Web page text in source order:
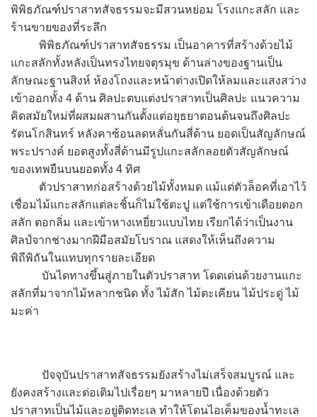
พิพิธภัณฑ์ปราสาทสัจธรรมจะมีสวนหย่อม โรงแกะสลัก และ
ร้านขายของที่ระลึก
พิพิธภัณฑ์ปราสาทสัจธรรม เป็นอาคารที่สร้างด้วยไม้
แกะสลักทั้งหลังเป็นทรงไทยจตุรมุข ด้านล่างของฐานเป็น
ลักษณะฐานสิงห์ ห้องโถงและหน้าต่างเปิดให้ลมและแสงสว่าง
เข้าออกทั้ง 4 ด้าน ศิลปะตบแต่งปราสาทเป็นศิลปะ แนวความ
คิดสมัยใหม่ที่ผสมผสานกันตั้งแต่อยุธยาตอนต้นจนถึงศิลปะ
รัตนโกสินทร์ หลังคาซ้อนลดหลั่นกันสี่ด้าน ยอดเป็นสัญลักษณ์
พระปรางค์ ยอดสูงทั้งสี่ด้านมีรูปแกะสลักลอยตัวสัญลักษณ์
ของเทพยืนบนยอดทั้ง 4 ทิศ
ตัวปราสาทก่อสร้างด้วยไม้ทั้งหมด แม้แต่ตัวล็อคที่เอาไว้
เชื่อมไม้แกะสลักแต่ละชิ้นก็ไม่ใช้ตะปู แต่ใช้การเข้าเดือยตอก
สลัก ตอกลิ่ม และเข้าหางเหยี่ยวแบบไทย เรียกได้ว่าเป็นงาน
ศิลป์จากช่างมากฝีมือสมัยโบราณ แสดงให้เห็นถึงความ
พิถีพิถันในแทบทุกรายละเอียด
บันไดทางขึ้นสู่ภายในตัวปราสาท โดดเด่นด้วยงานแกะ
สลักที่มาจากไม้หลากชนิด ทั้ง ไม้สัก ไม้ตะเคียน ไม้ประดู่ ไม้
มะค่า
ปัจจุบันปราสาทสัจธรรมยังสร้างไม่เสร็จสมบูรณ์ และ
ยังคงสร้างและต่อเติมไปเรื่อยๆ มาหลายปี เนื่องด้วยตัว
ปราสาทเป็นไม้และอยู่ติดทะเล ทำให้โดนไอเค็มของน้ำทะเล